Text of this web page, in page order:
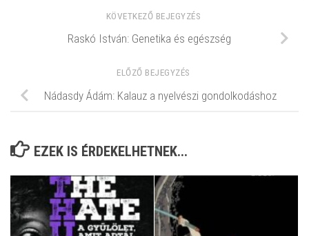
KÖVETKEZŐ BEJEGYZÉS
Raskó István: Genetika és egészség
ELŐZŐ BEJEGYZÉS
Nádasdy Ádám: Kalauz a nyelvészi gondolkodáshoz
EZEK IS ÉRDEKELHETNEK...